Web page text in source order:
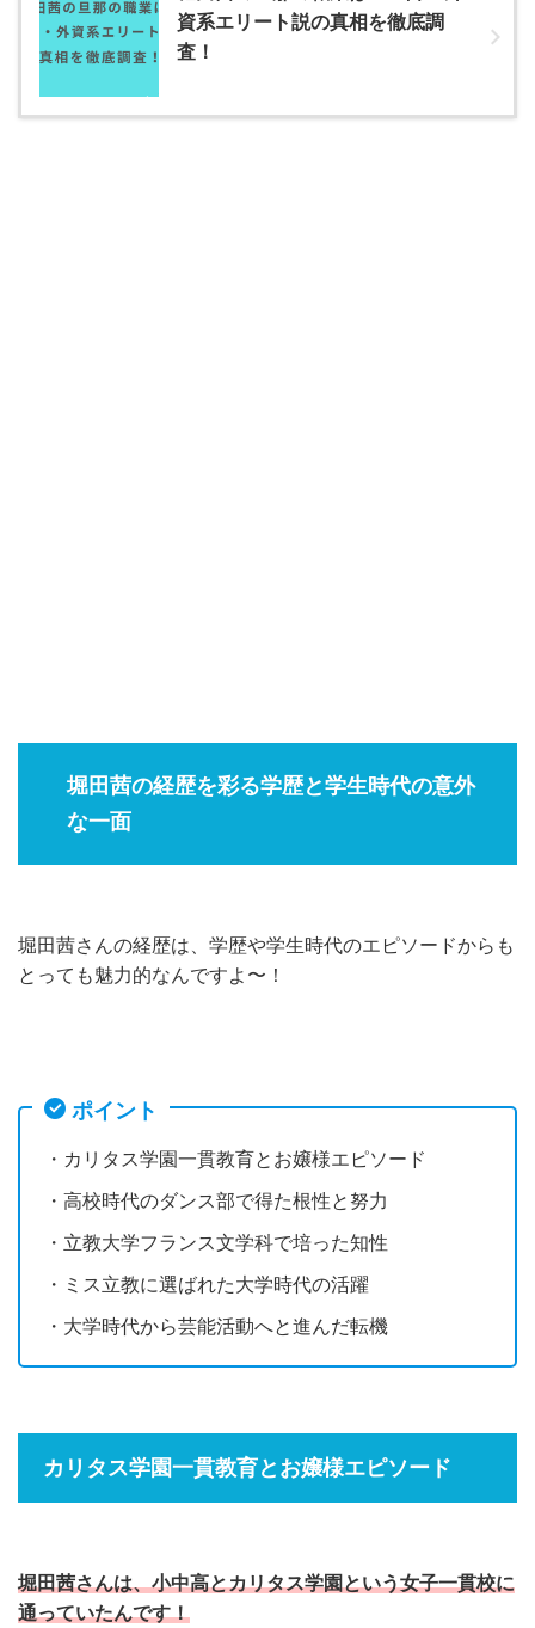
資系エリート説の真相を徹底調
査！
堀田茜の経歴を彩る学歴と学生時代の意外
な一面
堀田茜さんの経歴は、学歴や学生時代のエピソードからも
とっても魅力的なんですよ〜！
ポイント
・カリタス学園一貫教育とお嬢様エピソード
・高校時代のダンス部で得た根性と努力
・立教大学フランス文学科で培った知性
・ミス立教に選ばれた大学時代の活躍
・大学時代から芸能活動へと進んだ転機
カリタス学園一貫教育とお嬢様エピソード
堀田茜さんは、小中高とカリタス学園という女子一貫校に
通っていたんです！